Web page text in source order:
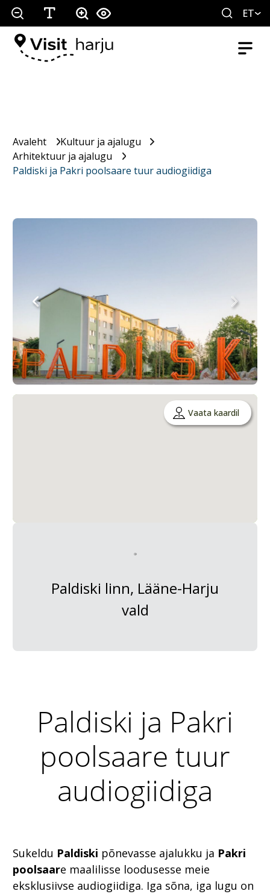
ET
Avaleht
Kultuur ja ajalugu
Arhitektuur ja ajalugu
Paldiski ja Pakri poolsaare tuur audiogiidiga
Vaata kaardil
Paldiski linn, Lääne-Harju
vald
Paldiski ja Pakri
poolsaare tuur
audiogiidiga
Sukeldu Paldiski põnevasse ajalukku ja Pakri
poolsaare maalilisse loodusesse meie
eksklusiivse audiogiidiga. Iga sõna, iga lugu on